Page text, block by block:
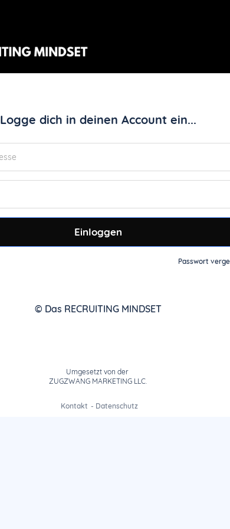
Logge dich in deinen Account ein...
Einloggen
Passwort
© Das RECRUITING MINDSET
Umgesetzt von der
ZUGZWANG MARKETING LLC.
Kontakt - Datenschutz